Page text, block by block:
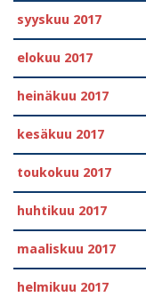
syyskuu 2017
elokuu 2017
heinäkuu 2017
kesäkuu 2017
toukokuu 2017
huhtikuu 2017
maaliskuu 2017
helmikuu 2017